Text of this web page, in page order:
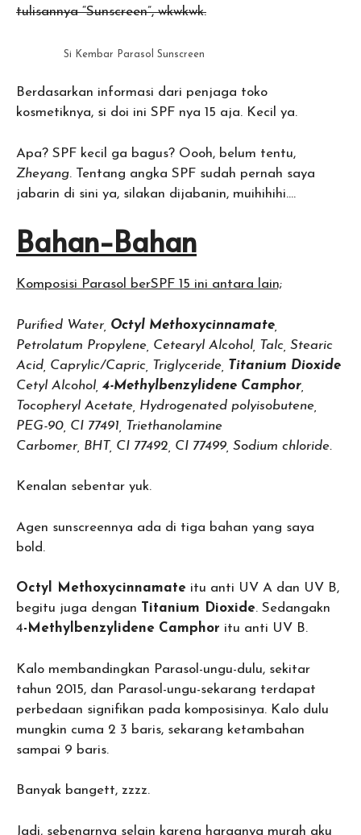
tulisannya “Sunscreen”, wkwkwk.
Si Kembar Parasol Sunscreen
Berdasarkan informasi dari penjaga toko
kosmetiknya, si doi ini SPF nya 15 aja. Kecil ya.
Apa? SPF kecil ga bagus? Oooh, belum tentu,
Zheyang. Tentang angka SPF sudah pernah saya
jabarin di sini ya, silakan dijabanin, muihihihi….
Bahan-Bahan
Komposisi Parasol berSPF 15 ini antara lain;
Purified Water, Octyl Methoxycinnamate
Petrolatum Propylene, Cetearyl Alcohol, Talc, Stearic
Acid, Caprylic/Capric, Triglyceride,
Titanium Dioxide
Cetyl Alcohol, 4-Methylbenzylidene Camphor
Tocopheryl Acetate, Hydrogenated polyisobutene,
PEG-90, CI 77491, Triethanolamine
Carbomer, BHT, CI 77492, CI 77499, Sodium chloride.
Kenalan sebentar yuk.
Agen sunscreennya ada di tiga bahan yang saya
bold.
Octyl Methoxycinnamate itu anti UV A dan UV B,
begitu juga dengan
Titanium Dioxide. Sedangakn
4-Methylbenzylidene Camphor itu anti UV B.
Kalo membandingkan Parasol-ungu-dulu, sekitar
tahun 2015, dan Parasol-ungu-sekarang terdapat
perbedaan signifikan pada komposisinya. Kalo dulu
mungkin cuma 2 3 baris, sekarang ketambahan
sampai 9 baris.
Banyak bangett, zzzz.
Jadi, sebenarnya selain karena harganya murah aku